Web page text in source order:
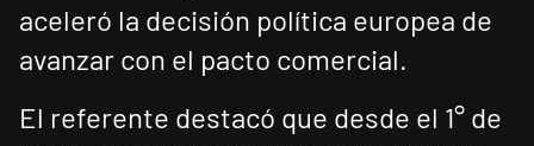
aceleró la decisión política europea de
avanzar con el pacto comercial.
El referente destacó que desde el 1° de